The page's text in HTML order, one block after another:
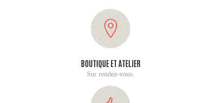
BOUTIQUE ET ATELIER
Sur rendez-vous.